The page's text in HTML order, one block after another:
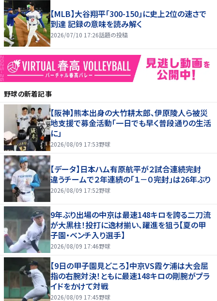
【MLB】大谷翔平「300-150」に史上2位の速さで
到達 記録の意味を読み解く
2026/07/10 17:26話題の投稿
野球の新着記事
【阪神】熊本出身の大竹耕太郎、伊原陵人ら被災
地支援で募金活動「一日でも早く普段通りの生活
に」
2026/08/09 17:53野球
【データ】日本ハム有原航平が２試合連続完封
違うチームで２年連続の「１－０完封」は26年ぶり
2026/08/09 17:52野球
9年ぶり出場の中京は最速148キロを誇る二刀流
が大黒柱！投打に逸材揃い、躍進を狙う【夏の甲
子園・ベンチ入り選手】
2026/08/09 17:46野球
【9日の甲子園見どころ】中京VS霞ケ浦は大会屈
指の右腕対決！ともに最速148キロの剛腕がプラ
イドをかけて対戦
2026/08/09 17:45野球